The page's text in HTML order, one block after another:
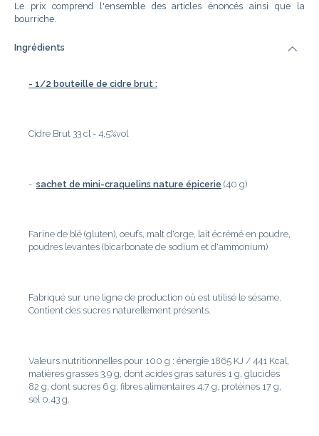
Le prix comprend l'ensemble des articles énoncés ainsi que la
bourriche.
Ingrédients
- 1/2 bouteille de cidre brut :
Cidre Brut 33 cl - 4,5%vol
- sachet de mini-craquelins nature épicerie (40 g)
Farine de blé (gluten), oeufs, malt d'orge, lait écrémé en poudre,
poudres levantes (bicarbonate de sodium et d'ammonium)
Fabriqué sur une ligne de production où est utilisé le sésame.
Contient des sucres naturellement présents.
Valeurs nutritionnelles pour 100 g : énergie 1865 KJ / 441 Kcal,
matières grasses 3.9 g, dont acides gras saturés 1 g, glucides
82 g, dont sucres 6 g, fibres alimentaires 4.7 g, protéines 17 g,
sel 0.43 g.